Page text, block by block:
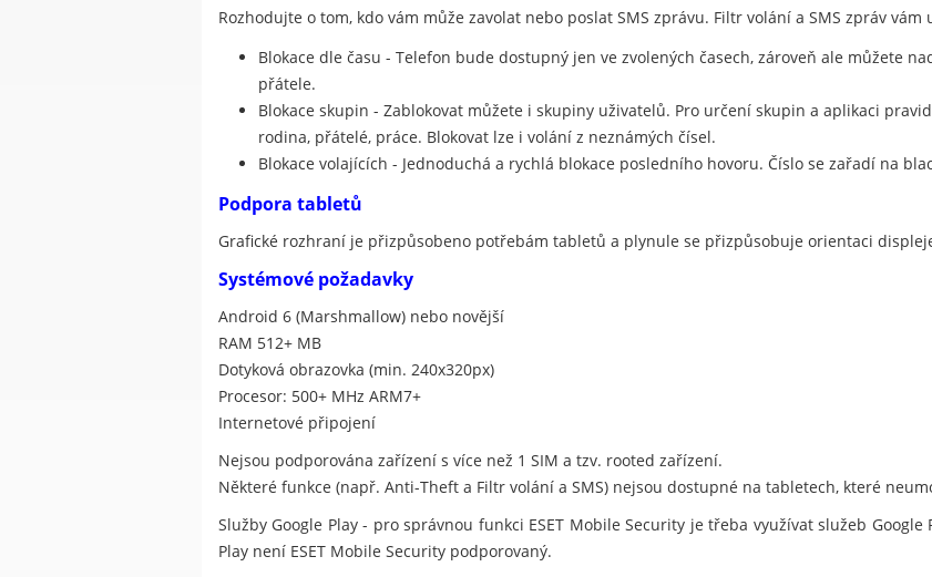
Rozhodujte o tom, kdo vám může zavolat nebo poslat SMS zprávu. Filtr volání a SMS zpráv
Blokace dle času - Telefon bude dostupný jen ve zvolených časech, zároveň ale můžete
přátele.
Blokace skupin - Zablokovat můžete i skupiny uživatelů. Pro určení skupin a aplikaci
rodina, přátelé, práce. Blokovat lze i volání z neznámých čísel.
Blokace volajících - Jednoduchá a rychlá blokace posledního hovoru. Číslo se zařadí na
Podpora tabletů
Grafické rozhraní je přizpůsobeno potřebám tabletů a plynule se přizpůsobuje orientaci
Systémové požadavky
Android 6 (Marshmallow) nebo novější
RAM 512+ MB
Dotyková obrazovka (min. 240x320px)
Procesor: 500+ MHz ARM7+
Internetové připojení
Nejsou podporována zařízení s více než 1 SIM a tzv. rooted zařízení.
Některé funkce (např. Anti-Theft a Filtr volání a SMS) nejsou dostupné na tabletech, které
Služby Google Play - pro správnou funkci ESET Mobile Security je třeba využívat služeb
Play není ESET Mobile Security podporovaný.